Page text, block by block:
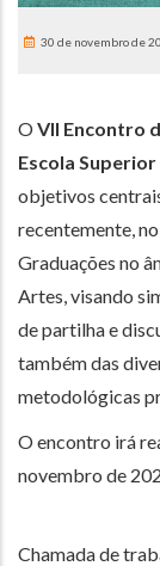
30 de novembro de
OVII Encontro
Escola
objetivos
recentemente,
Graduações no
Artes, visando
de partilha e
também das
metodológicas
O encontro irá
novembro de
Chamada de